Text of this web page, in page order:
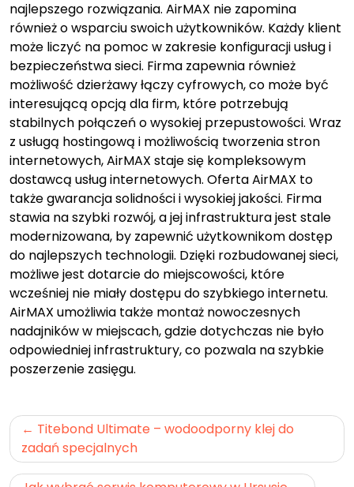
najlepszego rozwiązania. AirMAX nie zapomina
również o wsparciu swoich użytkowników. Każdy klient
może liczyć na pomoc w zakresie konfiguracji usług i
bezpieczeństwa sieci. Firma zapewnia również
możliwość dzierżawy łączy cyfrowych, co może być
interesującą opcją dla firm, które potrzebują
stabilnych połączeń o wysokiej przepustowości. Wraz
z usługą hostingową i możliwością tworzenia stron
internetowych, AirMAX staje się kompleksowym
dostawcą usług internetowych. Oferta AirMAX to
także gwarancja solidności i wysokiej jakości. Firma
stawia na szybki rozwój, a jej infrastruktura jest stale
modernizowana, by zapewnić użytkownikom dostęp
do najlepszych technologii. Dzięki rozbudowanej sieci,
możliwe jest dotarcie do miejscowości, które
wcześniej nie miały dostępu do szybkiego internetu.
AirMAX umożliwia także montaż nowoczesnych
nadajników w miejscach, gdzie dotychczas nie było
odpowiedniej infrastruktury, co pozwala na szybkie
poszerzenie zasięgu.
Nawigacja
wpisu
Titebond Ultimate – wodoodporny klej do
zadań specjalnych